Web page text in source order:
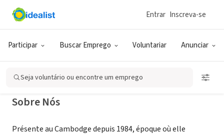
Participar Buscar Emprego Voluntariar Anunciar
Entrar Inscreva-se
Seja voluntário ou encontre um emprego
ONG (SETOR SOCIAL)
Agir Pour Le Cambodge
Sobre Nós
Présente au Cambodge depuis 1984, époque où elle